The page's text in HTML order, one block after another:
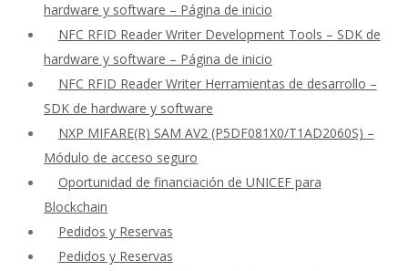
hardware y software – Página de inicio
NFC RFID Reader Writer Development Tools – SDK de
hardware y software – Página de inicio
NFC RFID Reader Writer Herramientas de desarrollo –
SDK de hardware y software
NXP MIFARE(R) SAM AV2 (P5DF081X0/T1AD2060S) –
Módulo de acceso seguro
Oportunidad de financiación de UNICEF para
Blockchain
Pedidos y Reservas
Pedidos y Reservas